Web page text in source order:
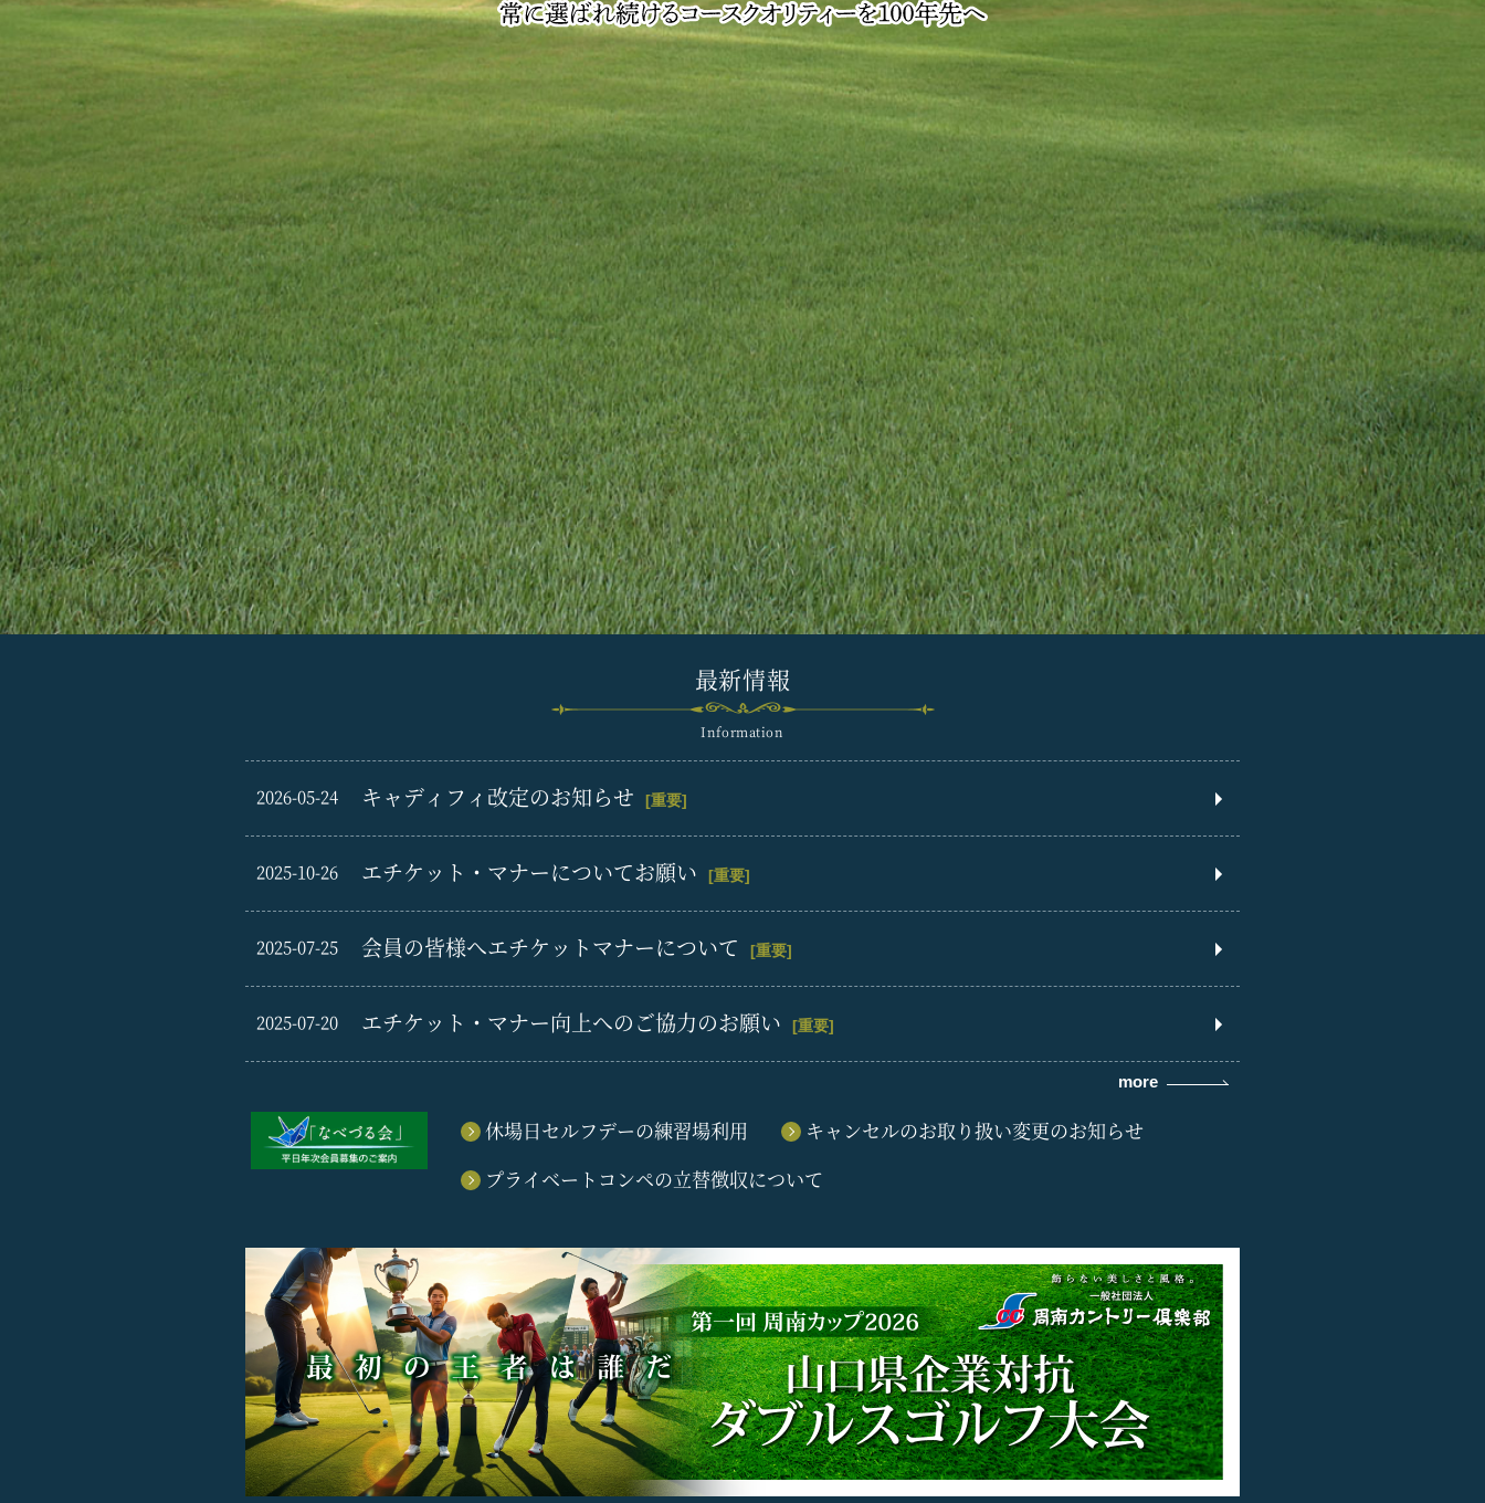
最新情報
Information
2026-05-24 キャディフィ改定のお知らせ [重要]
2025-10-26 エチケット・マナーについてお願い [重要]
2025-07-25 会員の皆様へエチケットマナーについて [重要]
2025-07-20 エチケット・マナー向上へのご協力のお願い [重要]
more
休場日セルフデーの練習場利用
キャンセルのお取り扱い変更のお知らせ
プライベートコンペの立替徴収について